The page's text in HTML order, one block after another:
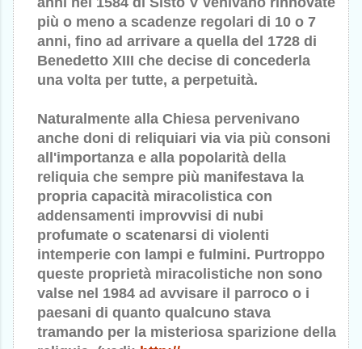
più o meno a scadenze regolari di 10 o 7
anni, fino ad arrivare a quella del 1728 di
Benedetto XIII che decise di concederla
una volta per tutte, a perpetuità.
Naturalmente alla Chiesa pervenivano
anche doni di reliquiari via via più consoni
all'importanza e alla popolarità della
reliquia che sempre più manifestava la
propria capacità miracolistica con
addensamenti improvvisi di nubi
profumate o scatenarsi di violenti
intemperie con lampi e fulmini. Purtroppo
queste proprietà miracolistiche non sono
valse nel 1984 ad avvisare il parroco o i
paesani di quanto qualcuno stava
tramando per la misteriosa sparizione della